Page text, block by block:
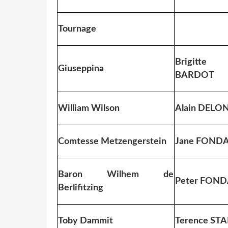
Tournage
Giuseppina
Brigitte
BARDOT
William Wilson Alain DELON
Comtesse Metzengerstein Jane
Baron Wilhem de
Berlifitzing
Peter
Toby Dammit Terence